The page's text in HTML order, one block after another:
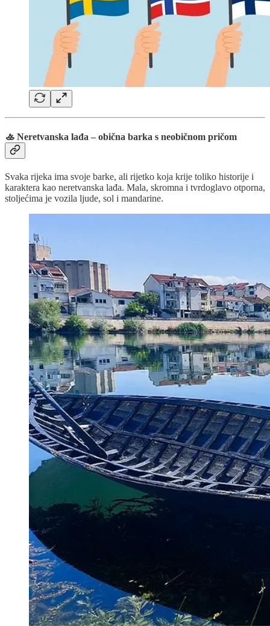
🚣 Neretvanska lađa – obična barka s neobičnom pričom
Svaka rijeka ima svoje barke, ali rijetko koja krije toliko historije i
karaktera kao neretvanska lađa. Mala, skromna i tvrdoglavo otporna,
stoljećima je vozila ljude, sol i mandarine.